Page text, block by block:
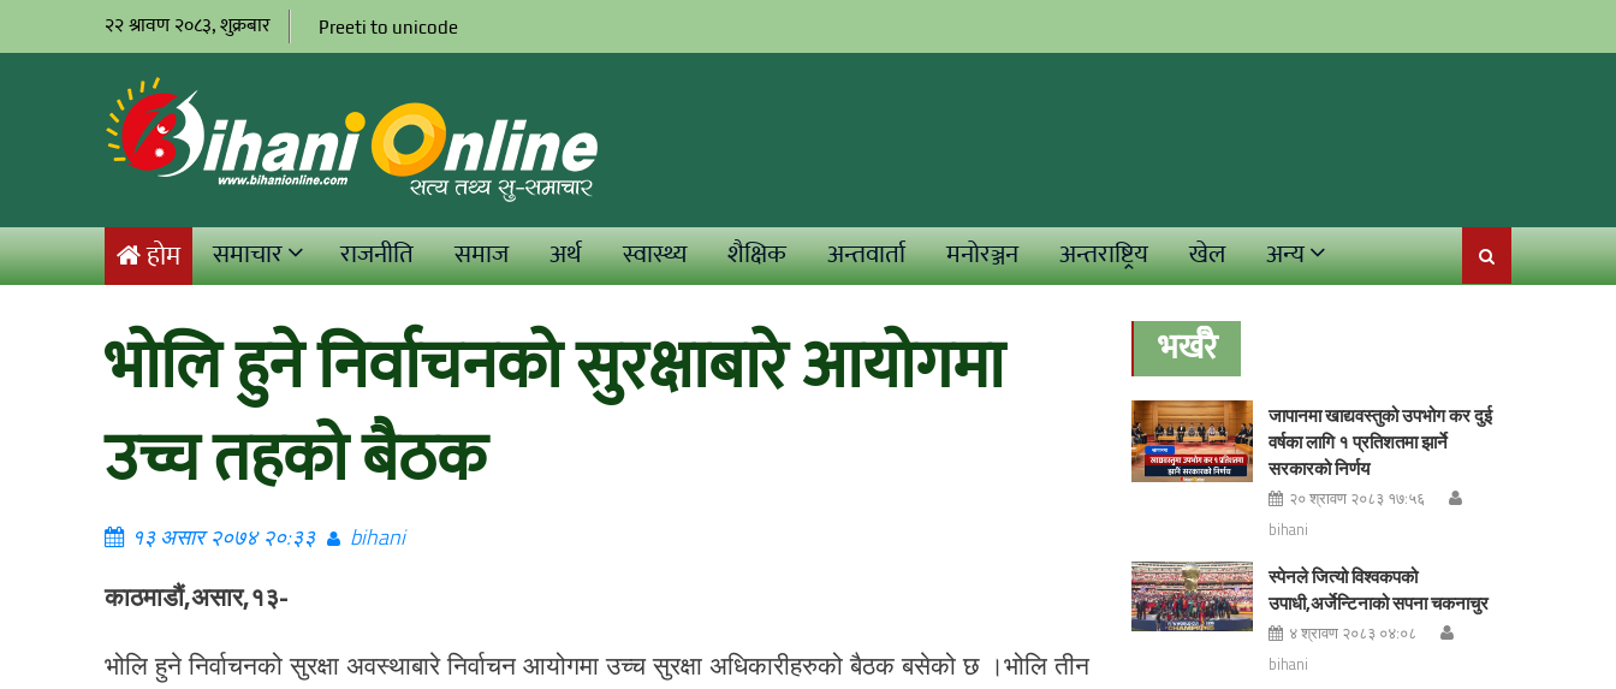
२२ श्रावण २०८३, शुक्रबार Preeti to unicode
होम समाचार राजनीति समाज अर्थ स्वास्थ्य शैक्षिक अन्तवार्ता मनोरञ्जन अन्तराष्ट्रिय खेल अन्य
भोलि हुने निर्वाचनको सुरक्षाबारे आयोगमा
उच्च तहको बैठक
१३ असार २०७४ २०:३३ bihani
काठमाडौं,असार,१३-
भोलि हुने निर्वाचनको सुरक्षा अवस्थाबारे निर्वाचन आयोगमा उच्च सुरक्षा अधिकारीहरुको बैठक बसेको छ ।भोलि तीन
भर्खरै
जापानमा खाद्यवस्तुको उपभोग कर दुई
वर्षका लागि १ प्रतिशतमा झार्ने
सरकारको निर्णय
२० श्रावण २०८३ १७:५६
bihani
स्पेनले जित्यो विश्वकपको
उपाधी,अर्जेन्टिनाको सपना चकनाचुर
४ श्रावण २०८३ ०४:०८
bihani